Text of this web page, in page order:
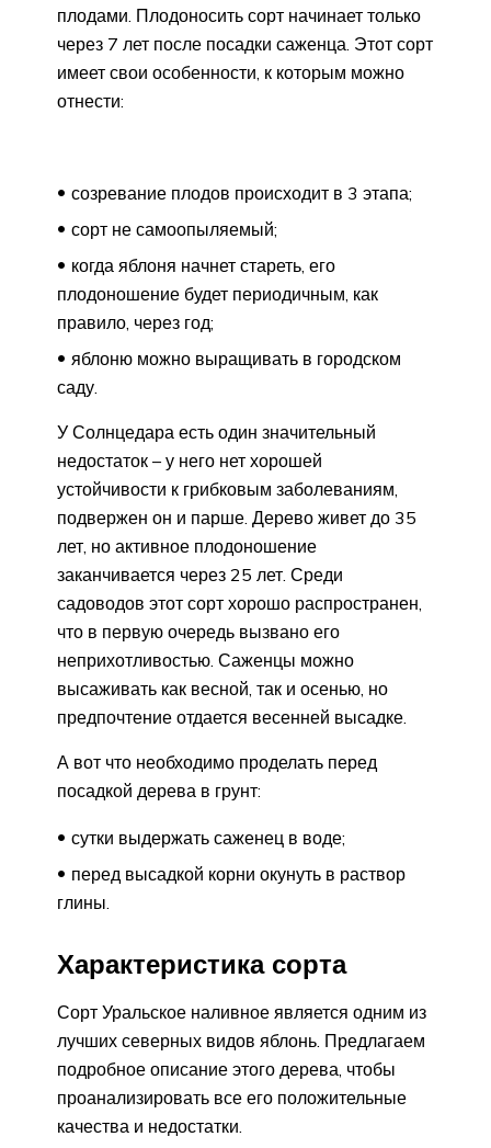
плодами. Плодоносить сорт начинает только
через 7 лет после посадки саженца. Этот сорт
имеет свои особенности, к которым можно
отнести:
созревание плодов происходит в 3 этапа;
сорт не самоопыляемый;
когда яблоня начнет стареть, его
плодоношение будет периодичным, как
правило, через год;
яблоню можно выращивать в городском
саду.
У Солнцедара есть один значительный
недостаток – у него нет хорошей
устойчивости к грибковым заболеваниям,
подвержен он и парше. Дерево живет до 35
лет, но активное плодоношение
заканчивается через 25 лет. Среди
садоводов этот сорт хорошо распространен,
что в первую очередь вызвано его
неприхотливостью. Саженцы можно
высаживать как весной, так и осенью, но
предпочтение отдается весенней высадке.
А вот что необходимо проделать перед
посадкой дерева в грунт:
сутки выдержать саженец в воде;
перед высадкой корни окунуть в раствор
глины.
Характеристика сорта
Сорт Уральское наливное является одним из
лучших северных видов яблонь. Предлагаем
подробное описание этого дерева, чтобы
проанализировать все его положительные
качества и недостатки.